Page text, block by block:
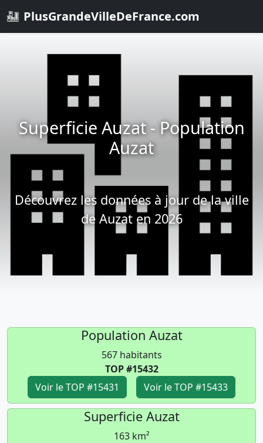
PlusGrandeVilleDeFrance.com
Superficie Auzat - Population
Auzat
Découvrez les données à jour de la ville
de Auzat en 2026
Population Auzat
567 habitants
TOP #15432
Voir le TOP #15431
Voir le TOP #15433
Superficie Auzat
163 km²